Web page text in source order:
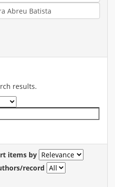
results.
items by
record